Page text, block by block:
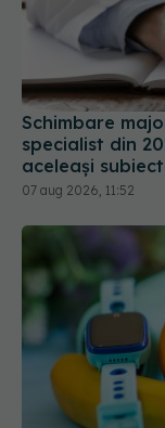
Schimbare
specialist din
aceleași
07 aug 2026, 11:52